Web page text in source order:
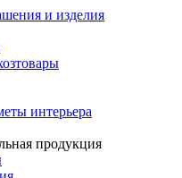
и изделия
интерьера
продукция